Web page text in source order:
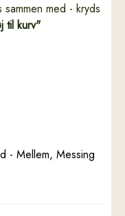
med - kryds
til kurv"
- Mellem, Messing